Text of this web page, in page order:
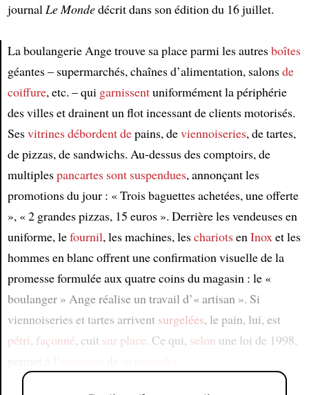
journalLe Mondedécrit dans son édition du 16 juillet.
La boulangerie Ange trouve sa place parmi les autresboîtes
géantes – supermarchés, chaînes d’alimentation, salonsde
coiffure, etc. – qui garnissentuniformément la périphérie
des villes et drainent un flot incessant de clients motorisés.
Sesvitrinesdébordent depains, deviennoiseries, de tartes,
de pizzas, de sandwichs. Au-dessus des comptoirs, de
multiplespancartes sont suspendues, annonçant les
promotions du jour : « Trois baguettes achetées, une offerte
», « 2 grandes pizzas, 15 euros ». Derrière les vendeuses en
uniforme, lefournil, les machines, leschariotsenInoxet les
hommes en blanc offrent une confirmation visuelle de la
promesse formulée aux quatre coins du magasin : le «
boulanger » Ange réalise un travail d’« artisan ». Si
viennoiseries et tartes arrivent surgelées, le pain, lui, est
pétri, façonné, cuit sur place. Ce qui, selon une loi de 1998,